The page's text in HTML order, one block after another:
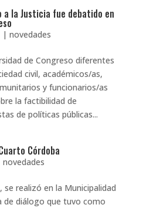
a la Justicia fue debatido en
| novedades
de Congreso diferentes
civil, académicos/as,
y funcionarios/as
la factibilidad de
de políticas públicas...
Córdoba
novedades
se realizó en la Municipalidad
de diálogo que tuvo como